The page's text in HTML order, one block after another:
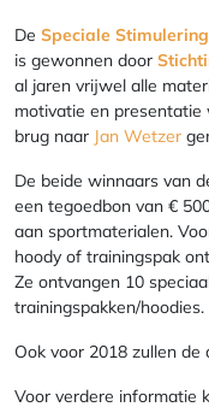
De Speciale
is gewonnen door
al jaren vrijwel alle
motivatie en presentatie
brug naar Jan Wetzer
De beide winnaars van
een tegoedbon van €
aan sportmaterialen.
hoody of trainingspak
Ze ontvangen 10
trainingspakken/hoodies.
Ook voor 2018 zullen
Voor verdere informatie